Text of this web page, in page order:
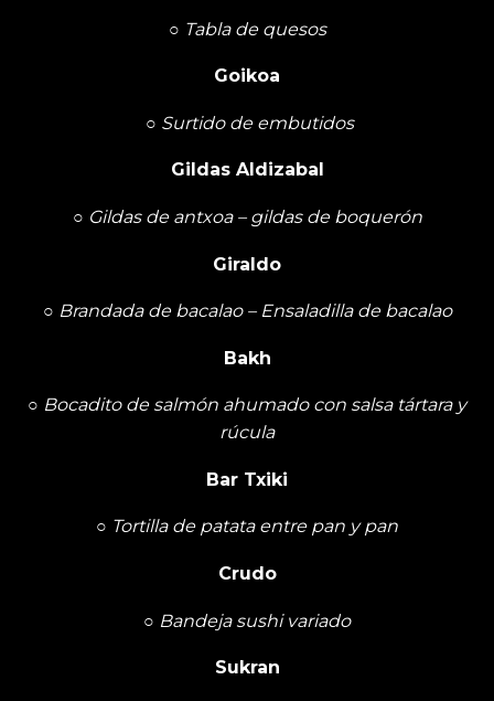
○ Tabla de quesos
Goikoa
○ Surtido de embutidos
Gildas Aldizabal
○ Gildas de antxoa – gildas de boquerón
Giraldo
○ Brandada de bacalao – Ensaladilla de bacalao
Bakh
○ Bocadito de salmón ahumado con salsa tártara y
rúcula
Bar Txiki
○ Tortilla de patata entre pan y pan
Crudo
○ Bandeja sushi variado
Sukran